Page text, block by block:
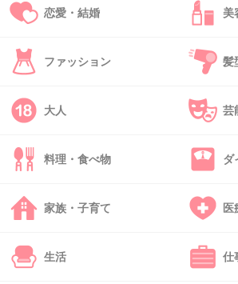
39. 匿名 2016/02/01(月) 22:36:57
前髪は自分で切りますが、
全体的には私の行っている美容院で
こけしみたいな髪型で丸くてかわいい。
40. 匿名
その前髪が似合う可愛い顔してるんだから
良いんじゃないですか
恋愛・結婚 美
ファッション 髪
大人 芸
料理・食べ物 ダ
家族・子育て 医
生活 仕